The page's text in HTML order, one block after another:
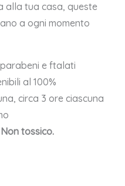
alla tua casa, queste
a ogni momento
e ftalati
al 100%
circa 3 ore ciascuna
tossico.